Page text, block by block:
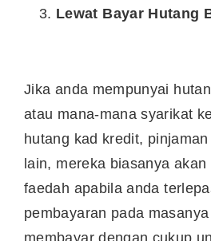
Lewat Bayar Hutang
Jika anda mempunyai
atau mana-mana syarikat
hutang kad kredit,
lain, mereka biasanya
faedah apabila anda
pembayaran pada
membayar dengan cukup